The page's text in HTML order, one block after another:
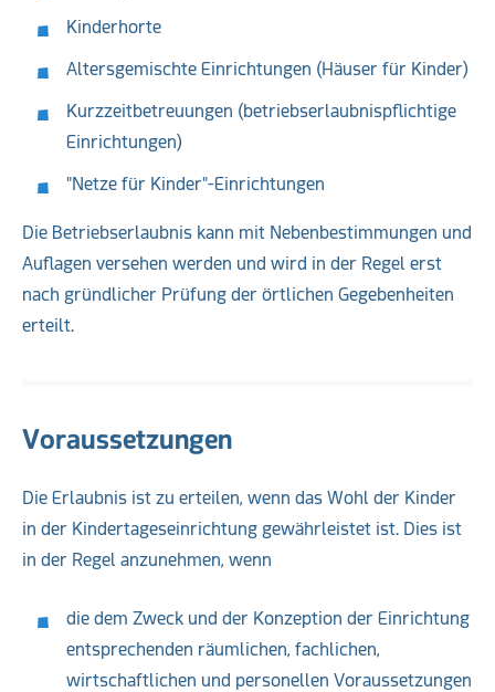
Kinderhorte
Altersgemischte Einrichtungen (Häuser für Kinder)
Kurzzeitbetreuungen (betriebserlaubnispflichtige
Einrichtungen)
"Netze für Kinder"-Einrichtungen
Die Betriebserlaubnis kann mit Nebenbestimmungen und
Auflagen versehen werden und wird in der Regel erst
nach gründlicher Prüfung der örtlichen Gegebenheiten
erteilt.
Voraussetzungen
Die Erlaubnis ist zu erteilen, wenn das Wohl der Kinder
in der Kindertageseinrichtung gewährleistet ist. Dies ist
in der Regel anzunehmen, wenn
die dem Zweck und der Konzeption der Einrichtung
entsprechenden räumlichen, fachlichen,
wirtschaftlichen und personellen Voraussetzungen